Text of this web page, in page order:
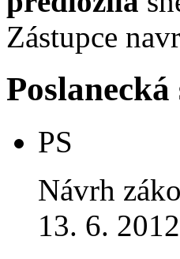
Zástupce
PS
Návrh
13. 6.